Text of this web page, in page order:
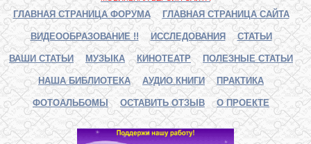
ГЛАВНАЯ СТРАНИЦА ФОРУМА ГЛАВНАЯ СТРАНИЦА САЙТА
ВИДЕООБРАЗОВАНИЕ !! ИССЛЕДОВАНИЯ СТАТЬИ
ВАШИ СТАТЬИ МУЗЫКА КИНОТЕАТР ПОЛЕЗНЫЕ СТАТЬИ
НАША БИБЛИОТЕКА АУДИО КНИГИ ПРАКТИКА
ФОТОАЛЬБОМЫ ОСТАВИТЬ ОТЗЫВ О ПРОЕКТЕ